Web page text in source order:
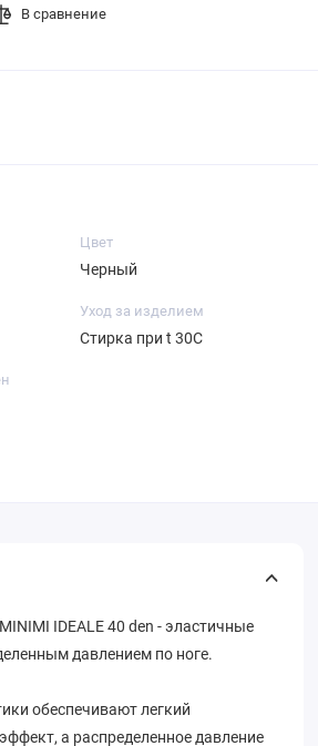
В сравнение
Цвет
Черный
Уход за изделием
Стирка при t 30С
IDEALE 40 den - эластичные
давлением по ноге.
обеспечивают легкий
а распределенное давление